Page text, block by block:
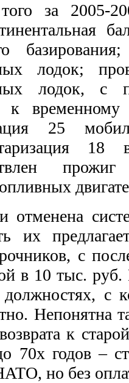
за 2005-
лодок;
лодок, с
к
25
18
отменена
их
с
в 10 тыс.
с
Непонятна
к
70х годов –
но без